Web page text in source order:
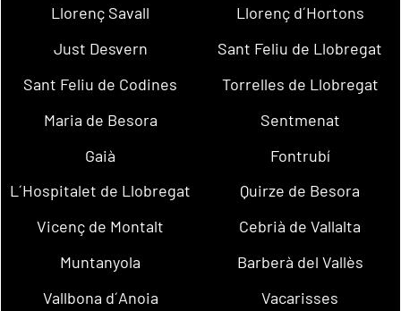
Llorenç Savall
Llorenç d´Hortons
Just Desvern
Sant Feliu de Llobregat
Sant Feliu de Codines
Torrelles de Llobregat
Maria de Besora
Sentmenat
Gaià
Fontrubí
L´Hospitalet de Llobregat
Quirze de Besora
Vicenç de Montalt
Cebrià de Vallalta
Muntanyola
Barberà del Vallès
Vallbona d´Anoia
Vacarisses